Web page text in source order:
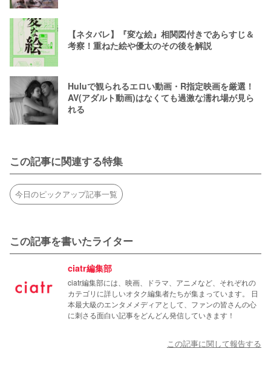
【ネタバレ】『変な絵』相関図付きであらすじ＆
考察！重ねた絵や優太のその後を解説
Huluで観られるエロい動画・R指定映画を厳選！
AV(アダルト動画)はなくても過激な濡れ場が見ら
れる
この記事に関連する特集
今日のピックアップ記事一覧
この記事を書いたライター
ciatr編集部
ciatr編集部には、映画、ドラマ、アニメなど、それぞれの
カテゴリに詳しいオタク編集者たちが集まっています。 日
本最大級のエンタメメディアとして、ファンの皆さんの心
に刺さる面白い記事をどんどん発信していきます！
この記事に関して報告する